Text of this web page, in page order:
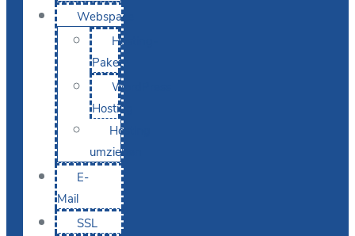
Webspace
Hosting-
Pakete
WordPress
Hosting
Hosting
umziehen
E-
Mail
SSL